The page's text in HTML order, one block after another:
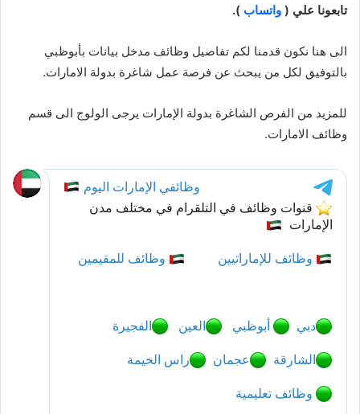
تابعونا علي ( واتساب ).
الى هنا نكون قدمنا لكم تفاصيل وظائف مدخل بيانات بأبوظبي
بالتوفيق لكل من يبحث عن فرصة عمل شاغرة بدولة الامارات.
للمزيد من الفرص الشاغرة بدولة الإمارات يرجى الولوج الى قسم
وظائف الامارات.